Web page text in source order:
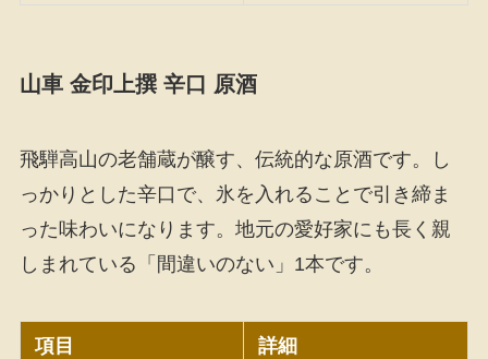
山車 金印上撰 辛口 原酒
飛騨高山の老舗蔵が醸す、伝統的な原酒です。し
っかりとした辛口で、氷を入れることで引き締ま
った味わいになります。地元の愛好家にも長く親
しまれている「間違いのない」1本です。
項目 詳細